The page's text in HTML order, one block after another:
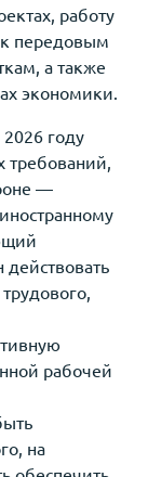
работу
передовым
а также
экономики.
году
—
действовать
рабочей
на